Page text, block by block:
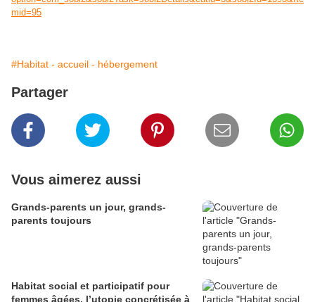
mid=95
#Habitat - accueil - hébergement
Partager
Vous aimerez aussi
Grands-parents un jour, grands-
parents toujours
Habitat social et participatif pour
femmes âgées, l’utopie concrétisée à